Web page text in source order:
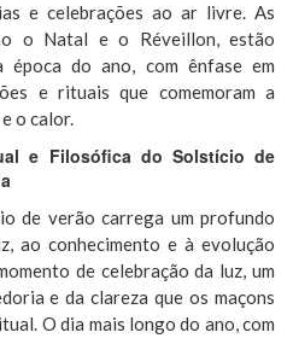
e celebrações ao ar livre. As
o Natal e o Réveillon, estão
época do ano, com ênfase em
e rituais que comemoram a
o calor.
e Filosófica do Solstício de
de verão carrega um profundo
ao conhecimento e à evolução
de celebração da luz, um
e da clareza que os maçons
O dia mais longo do ano, com